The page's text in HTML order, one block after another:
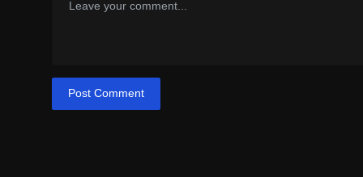
Post Comment